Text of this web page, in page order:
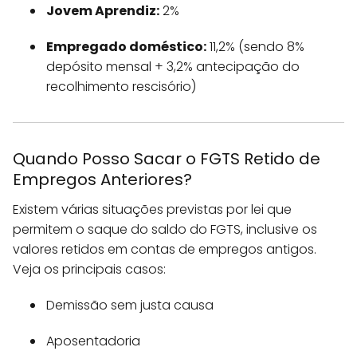
Jovem Aprendiz:2%
Empregado doméstico:11,2% (sendo 8%
depósito mensal + 3,2% antecipação do
recolhimento rescisório)
Quando Posso Sacar o FGTS Retido de
Empregos Anteriores?
Existem várias situações previstas por lei que
permitem o saque do saldo do FGTS, inclusive os
valores retidos em contas de empregos antigos.
Veja os principais casos:
Demissão sem justa causa
Aposentadoria